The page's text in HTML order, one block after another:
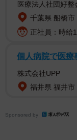
兵庫県に住む大島
を飼うことにした
日見ているうちに
医療法人社団好整
千葉県 船橋市
正社員：時給
個人病院で医療
株式会社UPP
福井県 福井市
Sponsored by